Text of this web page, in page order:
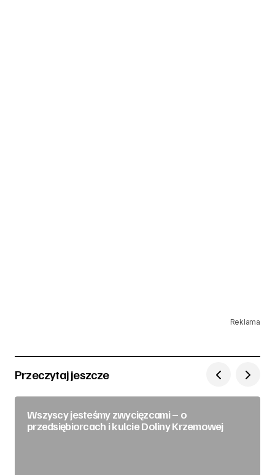
Reklama
Przeczytaj jeszcze
Wszyscy jesteśmy zwycięzcami – o
przedsiębiorcach i kulcie Doliny Krzemowej